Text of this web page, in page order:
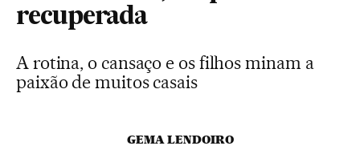
recuperada
A rotina, o cansaço e os filhos minam a
paixão de muitos casais
GEMA LENDOIRO